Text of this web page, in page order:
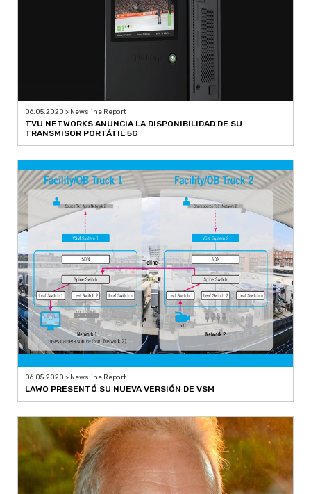
06.05.2020 > Newsline Report
TVU NETWORKS ANUNCIA LA DISPONIBILIDAD DE SU
TRANSMISOR PORTÁTIL 5G
06.05.2020 > Newsline Report
LAWO PRESENTÓ SU NUEVA VERSIÓN DE VSM